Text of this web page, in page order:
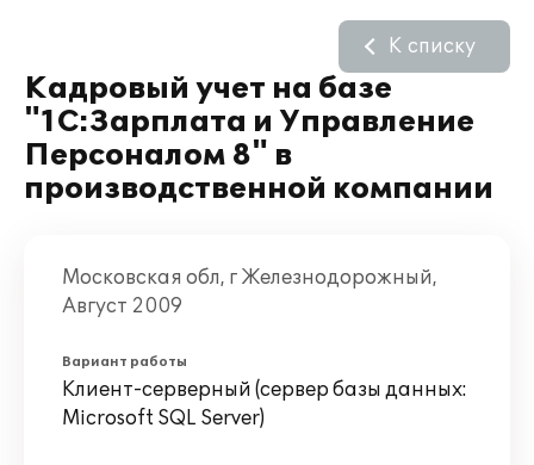
Кадровый учет на базе
"1С:Зарплата и Управление
Персоналом 8" в
производственной компании
К списку
Московская обл, г Железнодорожный,
Август 2009
Вариант работы
Клиент-серверный (сервер базы данных:
Microsoft SQL Server)